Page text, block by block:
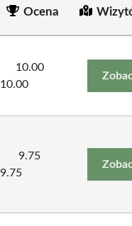
Ocena
10.00
10.00
9.75
9.75